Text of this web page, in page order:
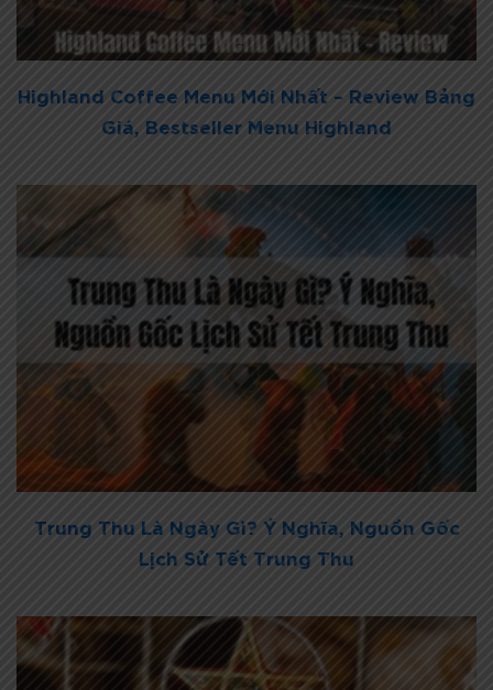
Highland Coffee Menu Mới Nhất – Review Bảng
Giá, Bestseller Menu Highland
Trung Thu Là Ngày Gì? Ý Nghĩa, Nguồn Gốc
Lịch Sử Tết Trung Thu